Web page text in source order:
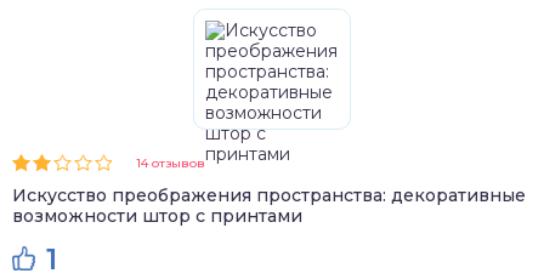
14 отзывов
Искусство преображения пространства: декоративные
возможности штор с принтами
1